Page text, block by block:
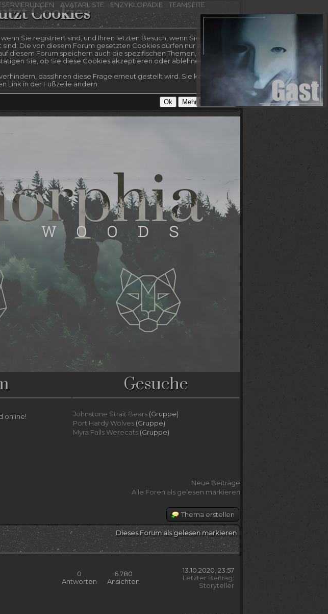
AVATARLISTE ENZYKLOPÄDIE TEAMSEITE
Cookies
Sie registriert sind, und Ihren letzten Besuch, wenn Sie es nicht
Die von diesem Forum gesetzten Cookies dürfen nur auf dieser
diesem Forum speichern auch die spezifischen Themen, die Sie
Sie, ob Sie diese Cookies akzeptieren oder ablehnen.
dassIhnen diese Frage erneut gestellt wird. Sie können Ihre
Link in der Fußzeile ändern.
Gesuche
online! Johnstone Strait Bears (Gruppe)
Port Hardy Wolves (Gruppe)
Myra Falls Werecats (Gruppe)
Neue Beiträge
Alle Foren als gelesen markieren
Thema erstellen
Dieses Forum als gelesen markieren
0
Antworten
6.780
Ansichten
13.10.2020, 23:57
Letzter Beitrag:
Storyteller